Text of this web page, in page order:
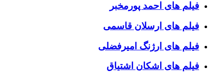
فیلم های احمد پورمخبر
فیلم های ارسلان قاسمی
فیلم های ارژنگ امیرفضلی
فیلم های اشکان اشتیاق